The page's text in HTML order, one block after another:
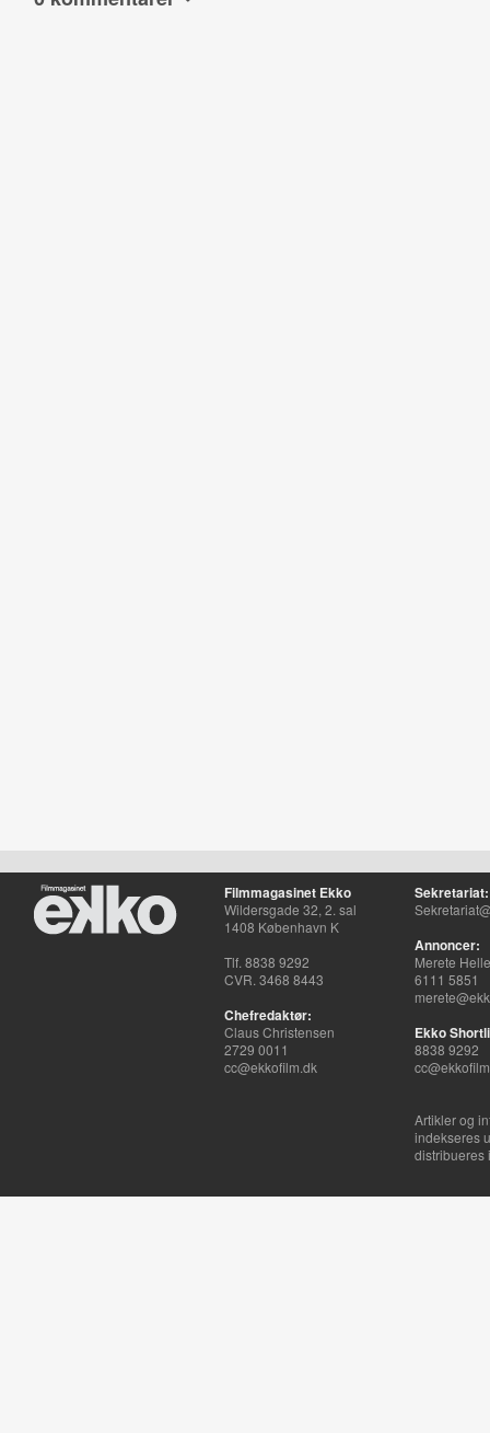
Filmmagasinet Ekko
Wildersgade 32, 2. sal
1408 København K
Tlf. 8838 9292
CVR. 3468 8443
Chefredaktør:
Claus Christensen
2729 0011
cc@ekkofilm.dk
Sekretariat:
Annoncer:
Merete
6111 5851
Ekko
8838 9292
Artikler og
indekseres
distribueres